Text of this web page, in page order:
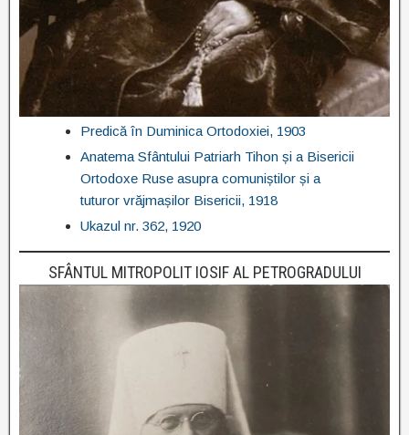
Predică în Duminica Ortodoxiei, 1903
Anatema Sfântului Patriarh Tihon și a Bisericii
Ortodoxe Ruse asupra comuniștilor și a
tuturor vrăjmașilor Bisericii, 1918
Ukazul nr. 362, 1920
SFÂNTUL MITROPOLIT IOSIF AL PETROGRADULUI